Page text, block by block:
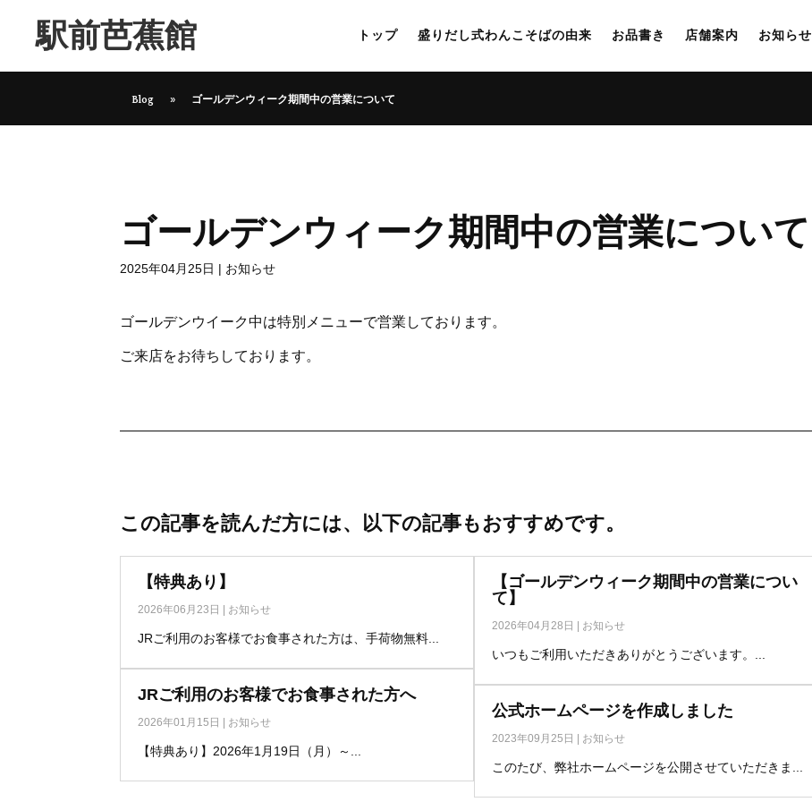
駅前芭蕉館 トップ 盛りだし式わんこそばの由来 お品書き 店舗案内 お知らせ
Blog » ゴールデンウィーク期間中の営業について
ゴールデンウィーク期間中の営業について
2025年04月25日 | お知らせ
ゴールデンウイーク中は特別メニューで営業しております。
ご来店をお待ちしております。
この記事を読んだ方には、以下の記事もおすすめです。
【特典あり】
2026年06月23日 お知らせ
JRご利用のお客様でお食事された方は、手荷物無料...
JRご利用のお客様でお食事された方へ
2026年01月15日 お知らせ
【特典あり】2026年1月19日（月）～...
【ゴールデンウィーク期間中の営業につい
て】
2026年04月28日 お知らせ
いつもご利用いただきありがとうございます。...
公式ホームページを作成しました
2023年09月25日 お知らせ
このたび、弊社ホームページを公開させていただきま...